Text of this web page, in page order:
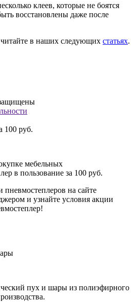
клеев, которые не боятся
восстановлены даже после
в наших следующих статьях.
100 руб.
мебельных
в пользование за 100 руб.
на сайте
и узнайте условия акции
пух и шары из полиэфирного